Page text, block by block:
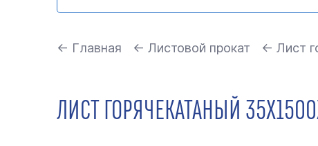
← Главная ← Листовой прокат ← Лист
ЛИСТ ГОРЯЧЕКАТАНЫЙ